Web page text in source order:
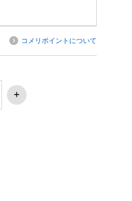
コメリポイントについて